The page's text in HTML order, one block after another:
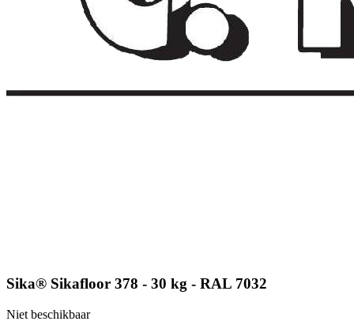
Sika® Sikafloor 378 - 30 kg - RAL 7032
Niet beschikbaar